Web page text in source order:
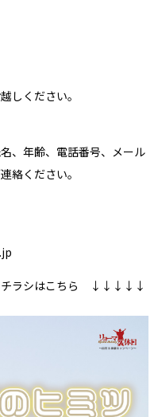
しください。
、年齢、電話番号、メール
絡ください。
のチラシはこちら ↓↓↓↓↓